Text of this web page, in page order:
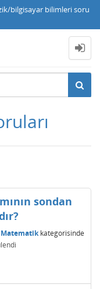
bilgisayar bilimleri soru
sondan
kategorisinde